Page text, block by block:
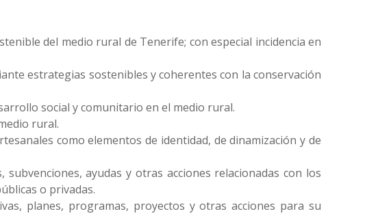
del medio rural de Tenerife; con especial incidencia en
estrategias sostenibles y coherentes con la conservación
social y comunitario en el medio rural.
rural.
como elementos de identidad, de dinamización y de
ayudas y otras acciones relacionadas con los
o privadas.
planes, programas, proyectos y otras acciones para su